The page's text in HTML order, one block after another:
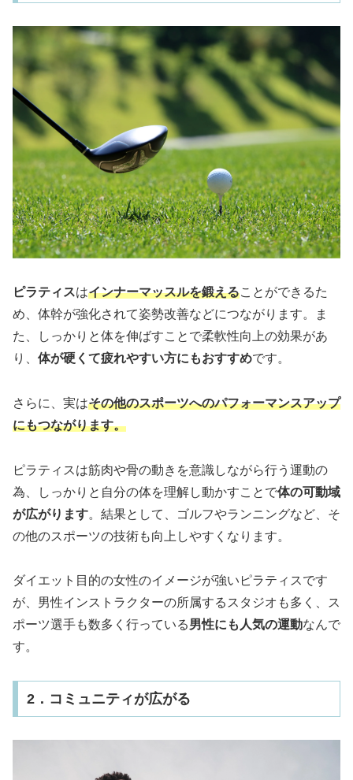
ピラティスはインナーマッスルを鍛えることができるた
め、体幹が強化されて姿勢改善などにつながります。ま
た、しっかりと体を伸ばすことで柔軟性向上の効果があ
り、 体が硬くて疲れやすい方にもおすすめです。
さらに、実はその他のスポーツへのパフォーマンスアップ
にもつながります。
ピラティスは筋肉や骨の動きを意識しながら行う運動の
為、しっかりと自分の体を理解し動かすことで体の可動域
が広がります。結果として、ゴルフやランニングなど、そ
の他のスポーツの技術も向上しやすくなります。
ダイエット目的の女性のイメージが強いピラティスです
が、男性インストラクターの所属するスタジオも多く、ス
ポーツ選手も数多く行っている男性にも人気の運動なんで
す。
2．コミュニティが広がる